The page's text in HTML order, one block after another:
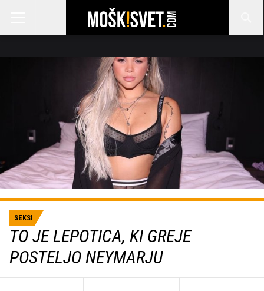
SEKSI
TO JE LEPOTICA, KI GREJE
POSTELJO NEYMARJU